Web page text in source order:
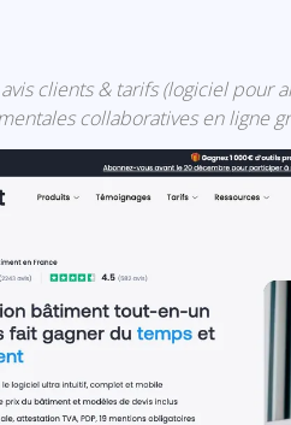
clients & tarifs (logiciel pour
collaboratives en ligne